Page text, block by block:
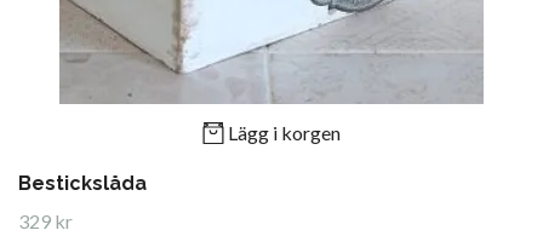
Lägg i korgen
Bestickslåda
329 kr